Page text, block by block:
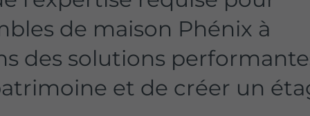
de maison Phénix à
des solutions
et de créer un